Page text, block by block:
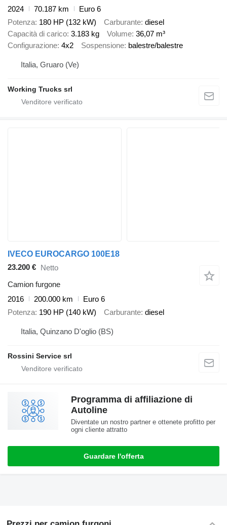
2024
70.187 km
Euro 6
Potenza 180 HP (132 kW) Carburante diesel
Capacità di carico 3.183 kg Volume 36,07 m³
Configurazione 4x2 Sospensione balestre/balestre
Italia, Gruaro (Ve)
Working Trucks srl
IVECO EUROCARGO 100E18
23.200 € Netto
Camion furgone
2016
200.000 km
Euro 6
Potenza 190 HP (140 kW) Carburante diesel
Italia, Quinzano D'oglio (BS)
Rossini Service srl
Programma di affiliazione di
Autoline
Diventate un nostro partner e ottenete profitto per
ogni cliente attratto
Guardare l'offerta